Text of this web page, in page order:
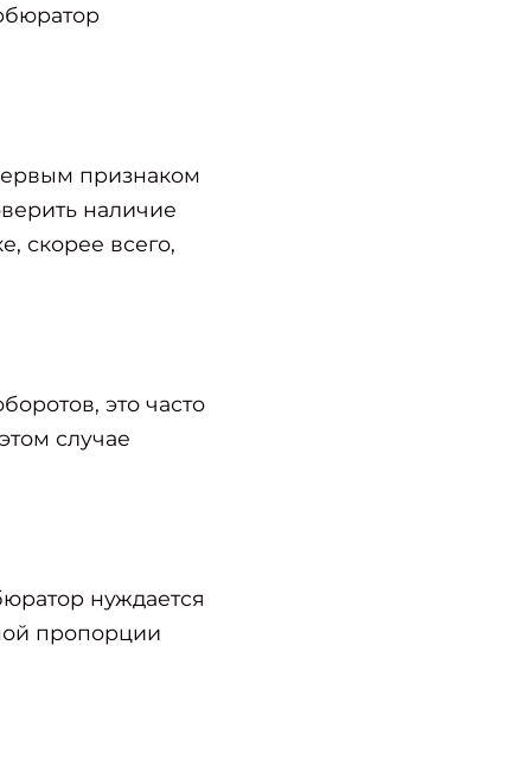
признаком
наличие
скорее всего,
это часто
случае
нуждается
пропорции